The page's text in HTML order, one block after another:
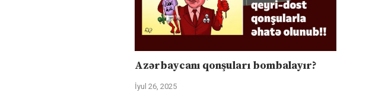
Azərbaycanı qonşuları bombalayır?
İyul 26, 2025